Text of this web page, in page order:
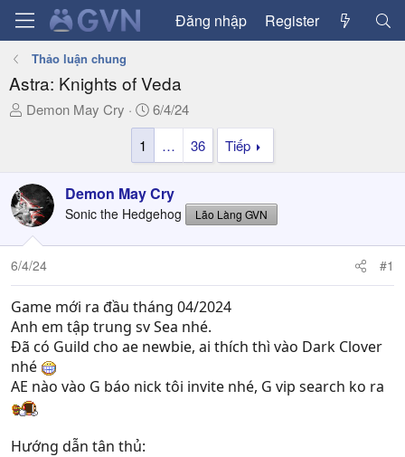
Đăng nhập Register
Thảo luận chung
Astra: Knights of Veda
T
a
d
s
t
a
e
r
Demon May Cry
N
g
y
g
ử
i
6/4/24
1
… 36 Tiếp
Demon May Cry
Sonic the Hedgehog Lão Làng GVN
6/4/24 #1
Game mới ra đầu tháng 04/2024
Anh em tập trung sv Sea nhé.
Đã có Guild cho ae newbie, ai thích thì vào Dark Clover
nhé
AE nào vào G báo nick tôi invite nhé, G vip search ko ra
Hướng dẫn tân thủ: